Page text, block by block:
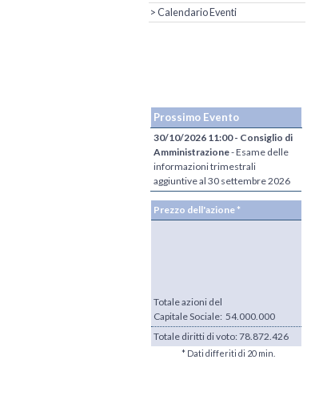
> Calendario Eventi
Prossimo Evento
30/10/2026 11:00 - Consiglio di
Amministrazione- Esame delle
informazioni trimestrali
aggiuntive al 30 settembre 2026
Prezzo dell'azione *
Totale azioni del
Capitale Sociale: 54.000.000
Totale diritti di voto:78.872.426
* Dati differiti di 20 min.